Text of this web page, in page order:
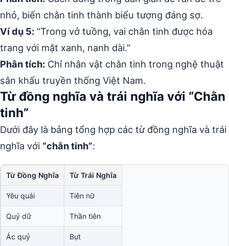
nhỏ, biến chằn tinh thành biểu tượng đáng sợ.
Ví dụ 5: “Trong vở tuồng, vai chằn tinh được hóa
trang với mặt xanh, nanh dài.”
Phân tích: Chỉ nhân vật chằn tinh trong nghệ thuật
sân khấu truyền thống Việt Nam.
Từ đồng nghĩa và trái nghĩa với “Chằn
tinh”
Dưới đây là bảng tổng hợp các từ đồng nghĩa và trái
nghĩa với “chằn tinh”:
Từ Đồng Nghĩa Từ Trái Nghĩa
Yêu quái Tiên nữ
Quỷ dữ Thần tiên
Ác quỷ Bụt